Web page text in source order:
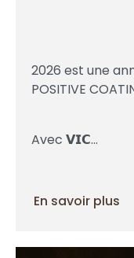
2026 est une
POSITIVE
Avec 𝗩𝗜𝗖...
En savoir plus